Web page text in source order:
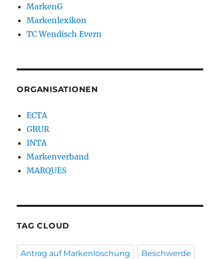
MarkenG
Markenlexikon
TC Wendisch Evern
ORGANISATIONEN
ECTA
GRUR
INTA
Markenverband
MARQUES
TAG CLOUD
Antrag auf Markenlöschung Beschwerde